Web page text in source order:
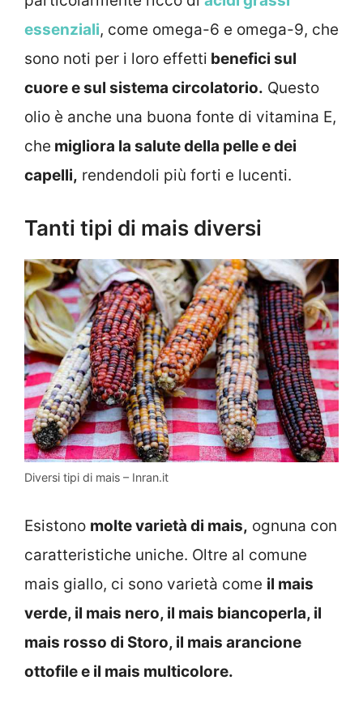
essenziali, come omega-6 e omega-9, che
sono noti per i loro effetti benefici sul
cuore e sul sistema circolatorio. Questo
olio è anche una buona fonte di vitamina E,
che migliora la salute della pelle e dei
capelli, rendendoli più forti e lucenti.
Tanti tipi di mais diversi
Diversi tipi di mais – Inran.it
Esistono molte varietà di mais, ognuna con
caratteristiche uniche. Oltre al comune
mais giallo, ci sono varietà come il mais
verde, il mais nero, il mais biancoperla, il
mais rosso di Storo, il mais arancione
ottofile e il mais multicolore.